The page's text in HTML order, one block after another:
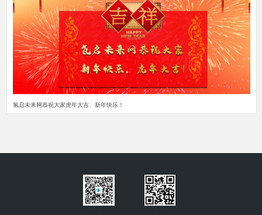
氢启未来网恭祝大家虎年大吉、新年快乐！